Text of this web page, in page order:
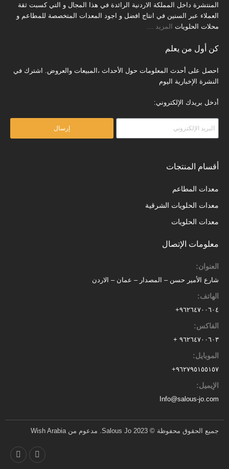
المنتشرة داخل المملكة الاردنية الرائدة في هذا المجال و التي كسبت ثقة
العملاء عبر السنين في انتاج افضل و اجود المعدات المتخصصة للمطاعم و
محلات الحلويات المزيد
كن أول من يعلم
احصل على أحدث المعلومات حول الأحداث ،المبيعات والعروض. اشترك في
النشرة الإخبارية اليوم
أدخل بريدك الإلكتروني:
إرسال
أقسام المنتجات
معدات المطاعم
معدات الحلويات الشرقية
معدات الحلويات
معلومات الإتصال
العنوان:
شارع الأمير حسن – المصدار – عمان – الاردن
الهاتف:
٩٦٢٦٤٧٠٠٦٠٤+
الفاكس:
٩٦٢٦٤٧٠٠٦٠٣ +
الموبايل:
٩٦٢٧٩٥١٥٥١٥٧+
الإيميل:
Info@salous-jo.com
جميع الحقوق محفوظة © 2023 Salous Jo. مدعوم من Wish Arabia